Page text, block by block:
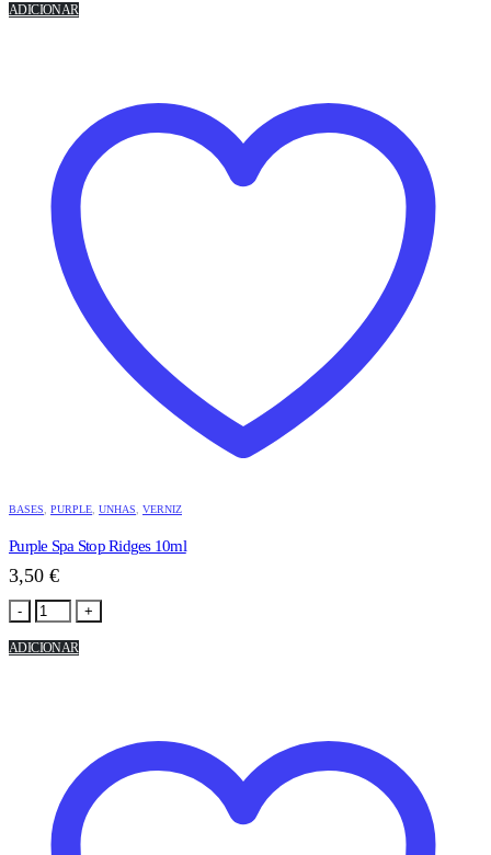
ADICIONAR
BASES PURPLE UNHAS VERNIZ
Purple Spa Stop Ridges 10ml
3,50 €
- +
ADICIONAR